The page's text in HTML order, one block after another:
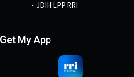
JDIH LPP RRI
Get My App